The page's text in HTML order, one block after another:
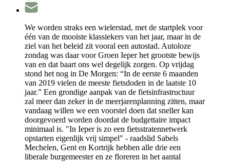
We worden straks een wielerstad, met de startplek voor
één van de mooiste klassiekers van het jaar, maar in de
ziel van het beleid zit vooral een autostad. Autoloze
zondag was daar voor Groen Ieper het grootste bewijs
van en dat baart ons wel degelijk zorgen. Op vrijdag
stond het nog in De Morgen: “In de eerste 6 maanden
van 2019 vielen de meeste fietsdoden in de laatste 10
jaar.” Een grondige aanpak van de fietsinfrastructuur
zal meer dan zeker in de meerjarenplanning zitten, maar
vandaag willen we een voorstel doen dat sneller kan
doorgevoerd worden doordat de budgettaire impact
minimaal is. "In Ieper is zo een fietsstratennetwerk
opstarten eigenlijk vrij simpel" - raadslid Sabels
Mechelen, Gent en Kortrijk hebben alle drie een
liberale burgemeester en ze floreren in het aantal